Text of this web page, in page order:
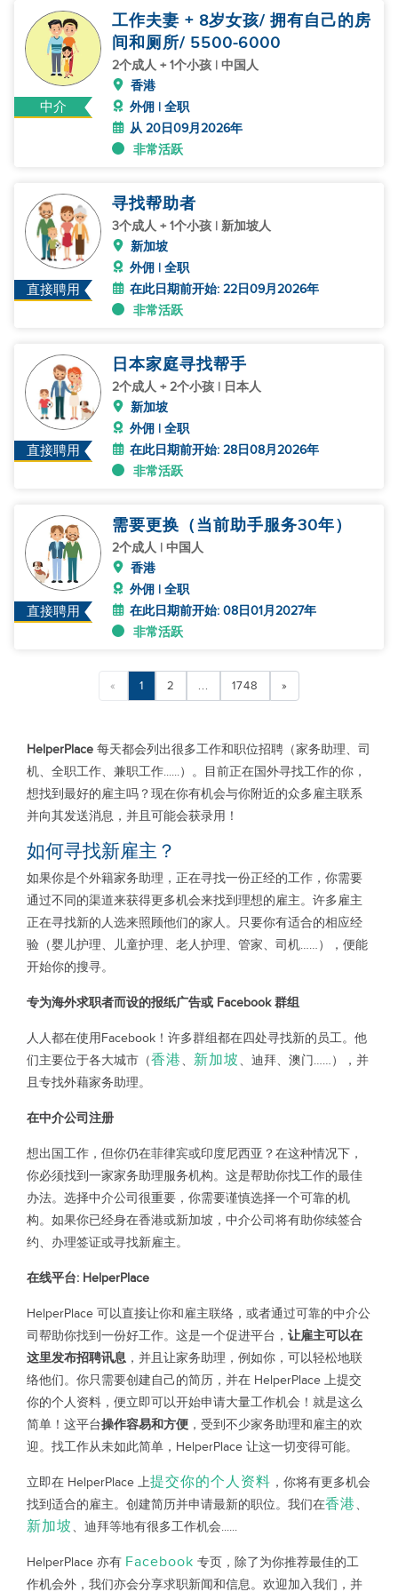
中介
工作夫妻 + 8岁女孩/ 拥有自己的房
间和厕所/ 5500-6000
2个成人 + 1个小孩 | 中国人
香港
外佣 | 全职
从 20日09月2026年
非常活跃
直接聘用
寻找帮助者
3个成人 + 1个小孩 | 新加坡人
新加坡
外佣 | 全职
在此日期前开始: 22日09月2026年
非常活跃
直接聘用
日本家庭寻找帮手
2个成人 + 2个小孩 | 日本人
新加坡
外佣 | 全职
在此日期前开始: 28日08月2026年
非常活跃
直接聘用
需要更换（当前助手服务30年）
2个成人 | 中国人
香港
外佣 | 全职
在此日期前开始: 08日01月2027年
非常活跃
« 1 2 ... 1748 »
HelperPlace 每天都会列出很多工作和职位招聘（家务助理、司
机、全职工作、兼职工作......）。目前正在国外寻找工作的你，
想找到最好的雇主吗？现在你有机会与你附近的众多雇主联系
并向其发送消息，并且可能会获录用！
如何寻找新雇主？
如果你是个外籍家务助理，正在寻找一份正经的工作，你需要
通过不同的渠道来获得更多机会来找到理想的雇主。许多雇主
正在寻找新的人选来照顾他们的家人。只要你有适合的相应经
验（婴儿护理、儿童护理、老人护理、管家、司机……），便能
开始你的搜寻。
专为海外求职者而设的报纸广告或 Facebook 群组
人人都在使用Facebook！许多群组都在四处寻找新的员工。他
们主要位于各大城市（香港、 新加坡、迪拜、澳门……），并
且专找外藉家务助理。
在中介公司注册
想出国工作，但你仍在菲律宾或印度尼西亚？在这种情况下，
你必须找到一家家务助理服务机构。这是帮助你找工作的最佳
办法。选择中介公司很重要，你需要谨慎选择一个可靠的机
构。如果你已经身在香港或新加坡，中介公司将有助你续签合
约、办理签证或寻找新雇主。
在线平台: HelperPlace
HelperPlace 可以直接让你和雇主联络，或者通过可靠的中介公
司帮助你找到一份好工作。这是一个促进平台， 让雇主可以在
这里发布招聘讯息 ，并且让家务助理，例如你，可以轻松地联
络他们。你只需要创建自己的简历，并在 HelperPlace 上提交
你的个人资料，便立即可以开始申请大量工作机会！就是这么
简单！这平台操作容易和方便 ，受到不少家务助理和雇主的欢
迎。找工作从未如此简单，HelperPlace 让这一切变得可能。
立即在 HelperPlace 上提交你的个人资料 ，你将有更多机会
找到适合的雇主。创建简历并申请最新的职位。我们在香港、
新加坡、迪拜等地有很多工作机会......
HelperPlace 亦有 Facebook 专页，除了为你推荐最佳的工
作机会外，我们亦会分享求职新闻和信息。欢迎加入我们，并